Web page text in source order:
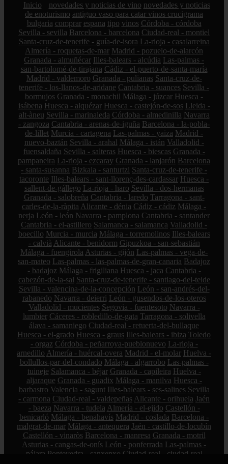
Inicio novedades y noticias de vino novedades y noticias
de enoturismo antiguo vaso para catar vinos crucigrama
bulgaria comprar espana tipo vinos Córdoba - córdoba
Sevilla - sevilla Barcelona - barcelona Ciudad-real - montiel
Santa-cruz-de-tenerife - guía-de-isora La-rioja - casalarreina
Almería - roquetas-de-mar Madrid - pozuelo-de-alarcón
Granada - almuñécar Illes-balears - alcúdia Las-palmas -
san-bartolomé-de-tirajana Cádiz - el-puerto-de-santa-maría
Madrid - valdemoro Granada - pulianas Santa-cruz-de-
tenerife - los-llanos-de-aridane Cantabria - suances Sevilla -
bormujos Granada - monachil Málaga - júzcar Huesca -
isábena Huesca - alquézar Huesca - castejón-de-sos Lleida -
alt-àneu Sevilla - marinaleda Córdoba - almedinilla Navarra
- zangoza Cantabria - arenas-de-iguña Barcelona - la-pobla-
de-lillet Murcia - cartagena Las-palmas - yaiza Madrid -
nuevo-baztán Sevilla - arahal Málaga - istán Valladolid -
fuensaldaña Sevilla - salteras Huesca - biescas Granada -
pampaneira La-rioja - ezcaray Granada - lanjarón Barcelona
- santa-susanna Bizkaia - santurtzi Santa-cruz-de-tenerife -
tacoronte Illes-balears - sant-llorenç-des-cardassar Huesca -
sallent-de-gállego La-rioja - haro Sevilla - dos-hermanas
Granada - salobreña Cantabria - laredo Tarragona - sant-
carles-de-la-ràpita Alicante - dénia Cádiz - cádiz Málaga -
nerja León - león Navarra - pamplona Cantabria - santander
Cantabria - el-astillero Salamanca - salamanca Valladolid -
boecillo Murcia - murcia Málaga - torremolinos Illes-balears
- calvià Alicante - benidorm Gipuzkoa - san-sebastián
Málaga - fuengirola Asturias - gijón Las-palmas - vega-de-
san-mateo Las-palmas - las-palmas-de-gran-canaria Badajoz
- badajoz Málaga - frigiliana Huesca - jaca Cantabria -
cabezón-de-la-sal Santa-cruz-de-tenerife - santiago-del-teide
Sevilla - valencina-de-la-concepción León - san-andrés-del-
rabanedo Navarra - deierri León - gusendos-de-los-oteros
Valladolid - mucientes Segovia - fuentesoto Navarra -
lumbier Cáceres - robledillo-de-gata Tarragona - solivella
álava - samaniego Ciudad-real - retuerta-del-bullaque
Huesca - el-grado Huesca - graus Illes-balears - ibiza Toledo
- orgaz Córdoba - peñarroya-pueblonuevo La-rioja -
arnedillo Almería - huércal-overa Madrid - el-molar Huelva -
bollullos-par-del-condado Málaga - algarrobo Las-palmas -
tuineje Salamanca - béjar Granada - capileira Huelva -
aljaraque Granada - guadix Málaga - manilva Huesca -
barbastro Valencia - sagunt Illes-balears - ses-salines Sevilla
- carmona Ciudad-real - valdepeñas Alicante - orihuela Jaén
- baeza Navarra - tudela Almería - el-ejido Castellón -
benicarló Málaga - benahavís Madrid - coslada Barcelona -
malgrat-de-mar Málaga - antequera Jaén - castillo-de-locubín
Castellón - vinaròs Barcelona - manresa Granada - motril
Asturias - cangas-de-onís León - ponferrada Las-palmas -
pájara Pontevedra - sanxenxo Ciudad-real - ciudad-real